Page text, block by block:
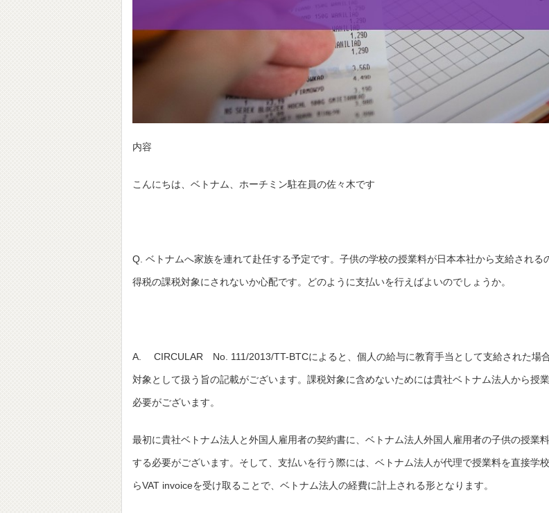
内容
こんにちは、ベトナム、ホーチミン駐在員の佐々木です
Q. ベトナムへ家族を連れて赴任する予定です。子供の学校の授業料が日本本社から支給される
得税の課税対象にされないか心配です。どのように支払いを行えばよいのでしょうか。
A. CIRCULAR No. 111/2013/TT-BTCによると、個人の給与に教育手当として支給された場
対象として扱う旨の記載がございます。課税対象に含めないためには貴社ベトナム法人から授
必要がございます。
最初に貴社ベトナム法人と外国人雇用者の契約書に、ベトナム法人外国人雇用者の子供の授業
する必要がございます。そして、支払いを行う際には、ベトナム法人が代理で授業料を直接学
らVAT invoiceを受け取ることで、ベトナム法人の経費に計上される形となります。